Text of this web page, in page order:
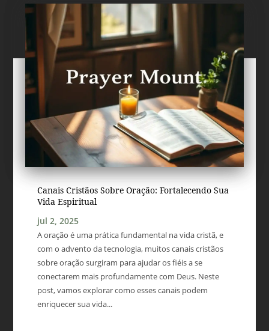
Canais Cristãos Sobre Oração: Fortalecendo Sua
Vida Espiritual
jul 2, 2025
A oração é uma prática fundamental na vida cristã, e
com o advento da tecnologia, muitos canais cristãos
sobre oração surgiram para ajudar os fiéis a se
conectarem mais profundamente com Deus. Neste
post, vamos explorar como esses canais podem
enriquecer sua vida...